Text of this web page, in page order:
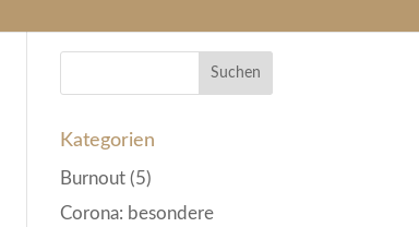
Kategorien
Burnout (5)
Corona: besondere